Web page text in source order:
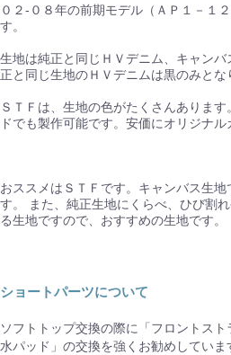
０２-０８年の前期モデル（ＡＰ１－１
す。
生地は純正と同じＨＶデニム、キャン
正と同じ生地のＨＶデニムは黒のみとな
ＳＴＦは、生地の色がたくさんありま
ドでも製作可能です。安価にオリジナル
おススメはＳＴＦです。キャンバス生
す。 また、純正生地にくらべ、ひび割
る生地ですので、おすすめの生地です。
ショートパーツについて
ソフトトップ交換の際に「フロントス
水パッド」の交換を強くお勧めしていま